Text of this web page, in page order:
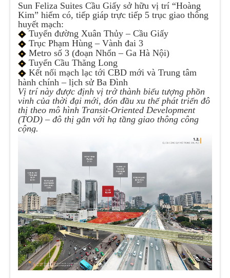
Sun Feliza Suites Cầu Giấy sở hữu vị trí “Hoàng
Kim” hiếm có, tiếp giáp trực tiếp 5 trục giao thông
huyết mạch:
Tuyến đường Xuân Thủy – Cầu Giấy
Trục Phạm Hùng – Vành đai 3
Metro số 3 (đoạn Nhổn – Ga Hà Nội)
Tuyến Cầu Thăng Long
Kết nối mạch lạc tới CBD mới và Trung tâm
hành chính – lịch sử Ba Đình
Vị trí này được định vị trở thành biểu tượng phồn
vinh của thời đại mới, đón đầu xu thế phát triển đô
thị theo mô hình Transit-Oriented Development
(TOD) – đô thị gắn với hạ tầng giao thông công
cộng.